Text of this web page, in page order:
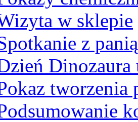
w sklepie
z
tworzenia